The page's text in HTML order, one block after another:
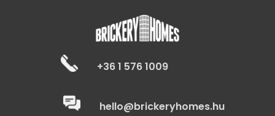
+36 1 576 1009
hello@brickeryhomes.hu